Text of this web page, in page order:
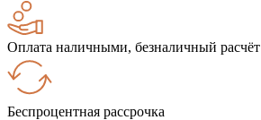
Оплата наличными, безналичный расчёт
Беспроцентная рассрочка